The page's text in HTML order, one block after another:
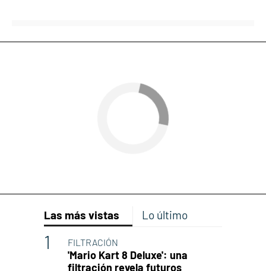
Las más vistas Lo último
FILTRACIÓN
'Mario Kart 8 Deluxe': una
filtración revela futuros